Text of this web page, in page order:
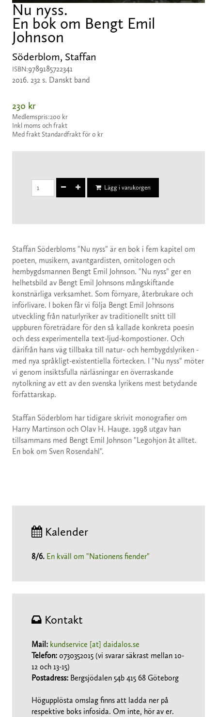
Nu nyss.
En bok om Bengt Emil
Johnson
Söderblom, Staffan
ISBN:9789185722341
2016. 232 s. Danskt band
230 kr
Medlemspris:200 kr
Inkl moms och frakt
Med frakt Standardfrakt för 0 kr
Lägg i varukorgen
Staffan Söderbloms "Nu nyss" är en bok i fem kapitel om
poeten, musikern, avantgardisten, ornitologen och
hembygdsmannen Bengt Emil Johnson. "Nu nyss" ger en
helhetsbild av Bengt Emil Johnsons mångskiftande
konstnärliga verksamhet. Som förnyare, återbrukare och
införlivare. I boken får vi följa Bengt Emil Johnsons
utveckling från naturlyriker av traditionellt snitt till
uppburen företrädare för den så kallade konkreta poesin
och dess experimentella text-ljud-kompostioner. Och
därifrån hans väg tillbaka till natur- och hembygdslyriken -
med nya språkligt-existentiella förtecken. I "Nu nyss" möter
vi genom insiktsfulla närläsningar en överraskande
nytolkning av ett av den svenska lyrikens mest betydande
författarskap.
Staffan Söderblom har tidigare skrivit monografier om
Harry Martinson och Olav H. Hauge. 1998 utgav han
tillsammans med Bengt Emil Johnson "Legohjon åt alltet.
En bok om Sven Rosendahl".
Kalender
8/6. En kväll om "Nationens fiender"
Kontakt
Mail: kundservice [at] daidalos.se
Telefon: 0730352015 (vi svarar säkrast mellan 10-
12 och 13-15)
Postadress: Bergsjödalen 54b 415 68 Göteborg
Högupplösta omslag finns att ladda ner på
respektive boks infosida. Om inte, hör av er.